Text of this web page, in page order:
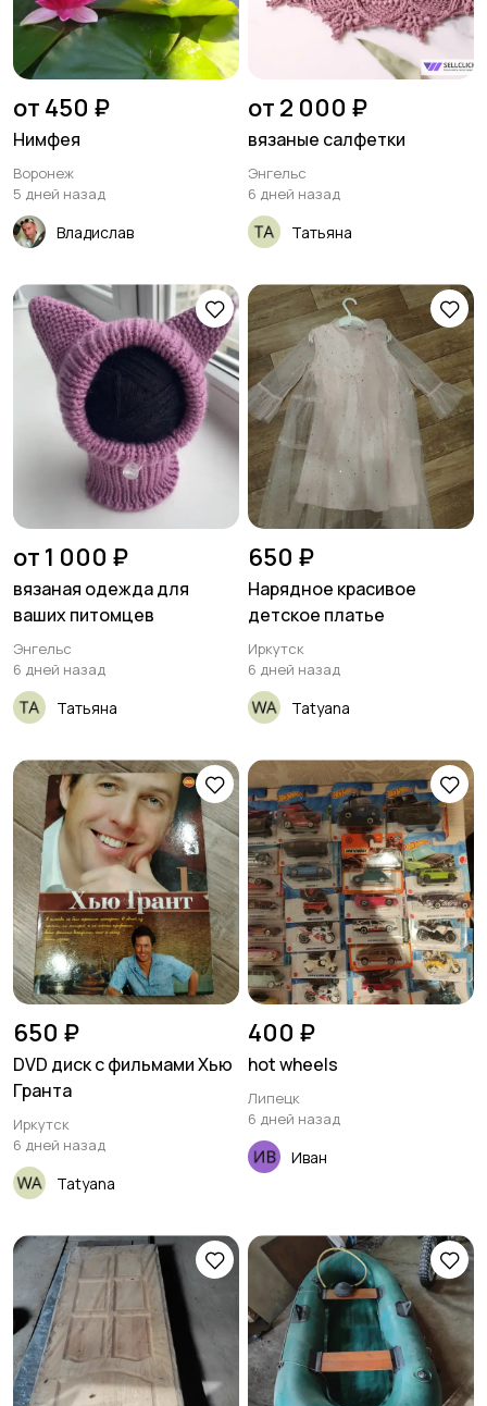
от 450 ₽
Нимфея
Воронеж
5 дней назад
Владислав
от 2 000 ₽
вязаные салфетки
Энгельс
6 дней назад
Татьяна
от 1 000 ₽
вязаная одежда для
ваших питомцев
Энгельс
6 дней назад
Татьяна
650 ₽
Нарядное красивое
детское платье
Иркутск
6 дней назад
Tatyana
650 ₽
DVD диск с фильмами Хью
Гранта
Иркутск
6 дней назад
Tatyana
400 ₽
hot wheels
Липецк
6 дней назад
Иван